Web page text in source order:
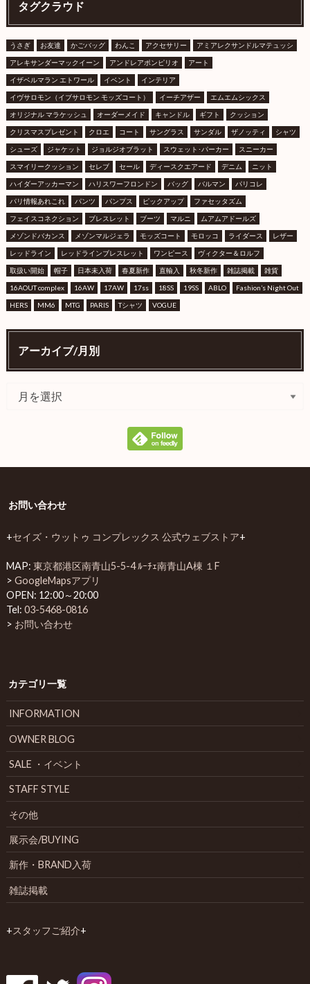
タグクラウド
うさぎ お友達 かごバッグ わんこ アクセサリー アミアレクサンドルマテュッシ
アレキサンダーマックイーン アンドレアポンピリオ アート
イザベルマラン エトワール イベント インテリア
イヴサロモン（イブサロモン モッズコート） イーチアザー エムエムシックス
オリジナル マラケッシュ オーダーメイド キャンドル ギフト クッション
クリスマスプレゼント クロエ コート サングラス サンダル ザノッティ シャツ
シューズ ジャケット ジョルジオブラット スウェット･パーカー スニーカー
スマイリークッション セレブ セール ディースクエアード デニム ニット
ハイダーアッカーマン ハリスワーフロンドン バッグ バルマン パリコレ
パリ情報あれこれ パンツ パンプス ピックアップ ファセッタズム
フェイスコネクション ブレスレット ブーツ マルニ ムアムアドールズ
メゾンドバカンス メゾンマルジェラ モッズコート モロッコ ライダース レザー
レッドライン レッドラインブレスレット ワンピース ヴィクター＆ロルフ
取扱い開始 帽子 日本未入荷 春夏新作 直輸入 秋冬新作 雑誌掲載 雑貨
16AOUT complex 16AW 17AW 17ss 18SS 19SS ABLO Fashion’s Night Out
HERS MM6 MTG PARIS Tシャツ VOGUE
アーカイブ/月別
お問い合わせ
+セイズ・ウットゥ コンプレックス 公式ウェブストア+
MAP: 東京都港区南青山5-5-4 ﾙｰﾁｪ南青山A棟 １F
> GoogleMapsアプリ
OPEN: 12:00～20:00
Tel: 03-5468-0816
> お問い合わせ
カテゴリ一覧
INFORMATION
OWNER BLOG
SALE ・イベント
STAFF STYLE
その他
展示会/BUYING
新作・BRAND入荷
雑誌掲載
+スタッフご紹介+